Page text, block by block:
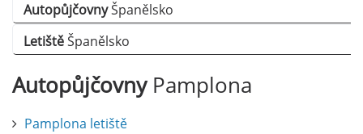
AutopůjčovnyŠpanělsko
LetištěŠpanělsko
AutopůjčovnyPamplona
Pamplona letiště